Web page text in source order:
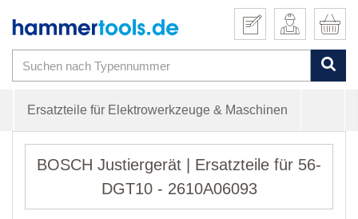
Ersatzteile für Elektrowerkzeuge & Maschinen
BOSCH Justiergerät | Ersatzteile für 56-
DGT10 - 2610A06093